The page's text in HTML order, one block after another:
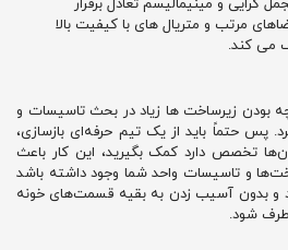
گرایی و مینیمالیسم تعادل برقرار
مرتب و متریال های با کیفیت بالا
می کند.
بودن زیرساخت‌ ها زیاد در بحث تاسیسات و
پس حتماً باید از یک تیم حرفه‌ای بازسازی،
تخصص دارد کمک بگیرید، این کار باعث
و تاسیسات واحد شما وجود داشته باشد
و بدون آسیب زدن به بقیه قسمت‌های خونه
شود.